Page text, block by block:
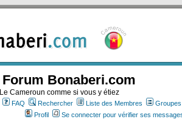
Forum Bonaberi.com
Le Cameroun comme si vous y étiez
FAQ Rechercher Liste des Membres
Profil
Se connecter pour vérifier ses